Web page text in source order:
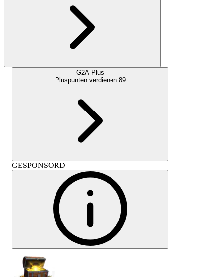
G2A Plus
Pluspunten verdienen:89
GESPONSORD